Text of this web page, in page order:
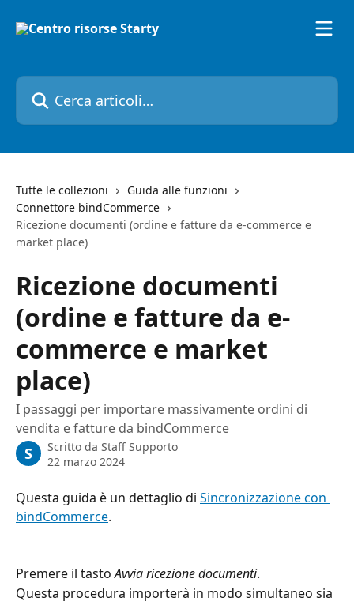
Cerca articoli…
Tutte le collezioni
Guida alle funzioni
Connettore bindCommerce
Ricezione documenti (ordine e fatture da e-commerce e
market place)
Ricezione documenti
(ordine e fatture da e-
commerce e market
place)
I passaggi per importare massivamente ordini di
vendita e fatture da bindCommerce
S Scritto da Staff Supporto
22 marzo 2024
Questa guida è un dettaglio di Sincronizzazione con
bindCommerce.
Premere il tasto Avvia ricezione documenti.
Questa procedura importerà in modo simultaneo sia